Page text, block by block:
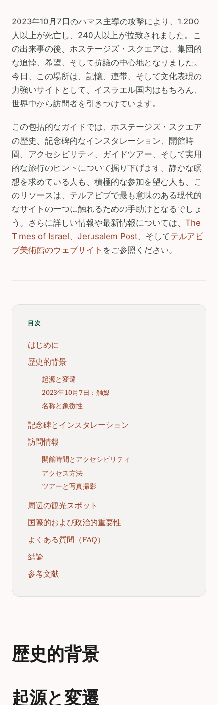
2023年10月7日のハマス主導の攻撃により、1,200
人以上が死亡し、240人以上が拉致されました。こ
の出来事の後、ホステージズ・スクエアは、集団的
な追悼、希望、そして抗議の中心地となりました。
今日、この場所は、記憶、連帯、そして文化表現の
力強いサイトとして、イスラエル国内はもちろん、
世界中から訪問者を引きつけています。
この包括的なガイドでは、ホステージズ・スクエア
の歴史、記念碑的なインスタレーション、開館時
間、アクセシビリティ、ガイドツアー、そして実用
的な旅行のヒントについて掘り下げます。静かな瞑
想を求めている人も、積極的な参加を望む人も、こ
のリソースは、テルアビブで最も意味のある現代的
なサイトの一つに触れるための手助けとなるでしょ
う。さらに詳しい情報や最新情報については、 The
Times of Israel、 Jerusalem Post、そしてテルアビ
ブ美術館のウェブサイト をご参照ください。
目次
はじめに
歴史的背景
起源と変遷
2023年10月7日：触媒
名称と象徴性
記念碑とインスタレーション
訪問情報
開館時間とアクセシビリティ
アクセス方法
ツアーと写真撮影
周辺の観光スポット
国際的および政治的重要性
よくある質問（FAQ）
結論
参考文献
歴史的背景
起源と変遷